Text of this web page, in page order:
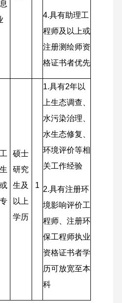
4.具有助理工
程师及以上或
注册测绘师资
格证书者优先
硕士
研究
生及
以上
学历
1
1.具有2年以
上生态调查、
水污染治理、
水生态修复、
环境评价等相
关工作经验
2.具有注册环
境影响评价工
程师、注册环
保工程师执业
资格证书者学
历可放宽至本
科